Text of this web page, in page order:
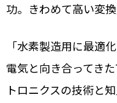
功。きわめて高い変換
「水素製造用に最適
電気と向き合ってき
トロニクスの技術と